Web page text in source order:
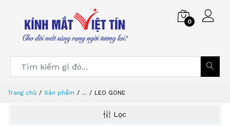
0
Trang chủ Sản phẩm ... LEO GONE
Lọc